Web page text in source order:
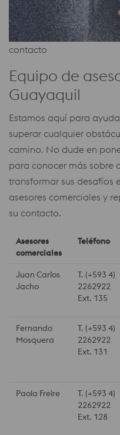
contacto
Equipo de
Guayaquil
Estamos aquí para
superar cualquier
camino. No dude en
para conocer más sobre
transformar sus desafíos
asesores comerciales y
su contacto.
Asesores
comerciales
Teléfono
Juan Carlos
Jacho
T. (+593 4)
2262922
Ext. 135
Fernando
Mosquera
T. (+593 4)
2262922
Ext. 131
Paola Freire
T. (+593 4)
2262922
Ext. 128